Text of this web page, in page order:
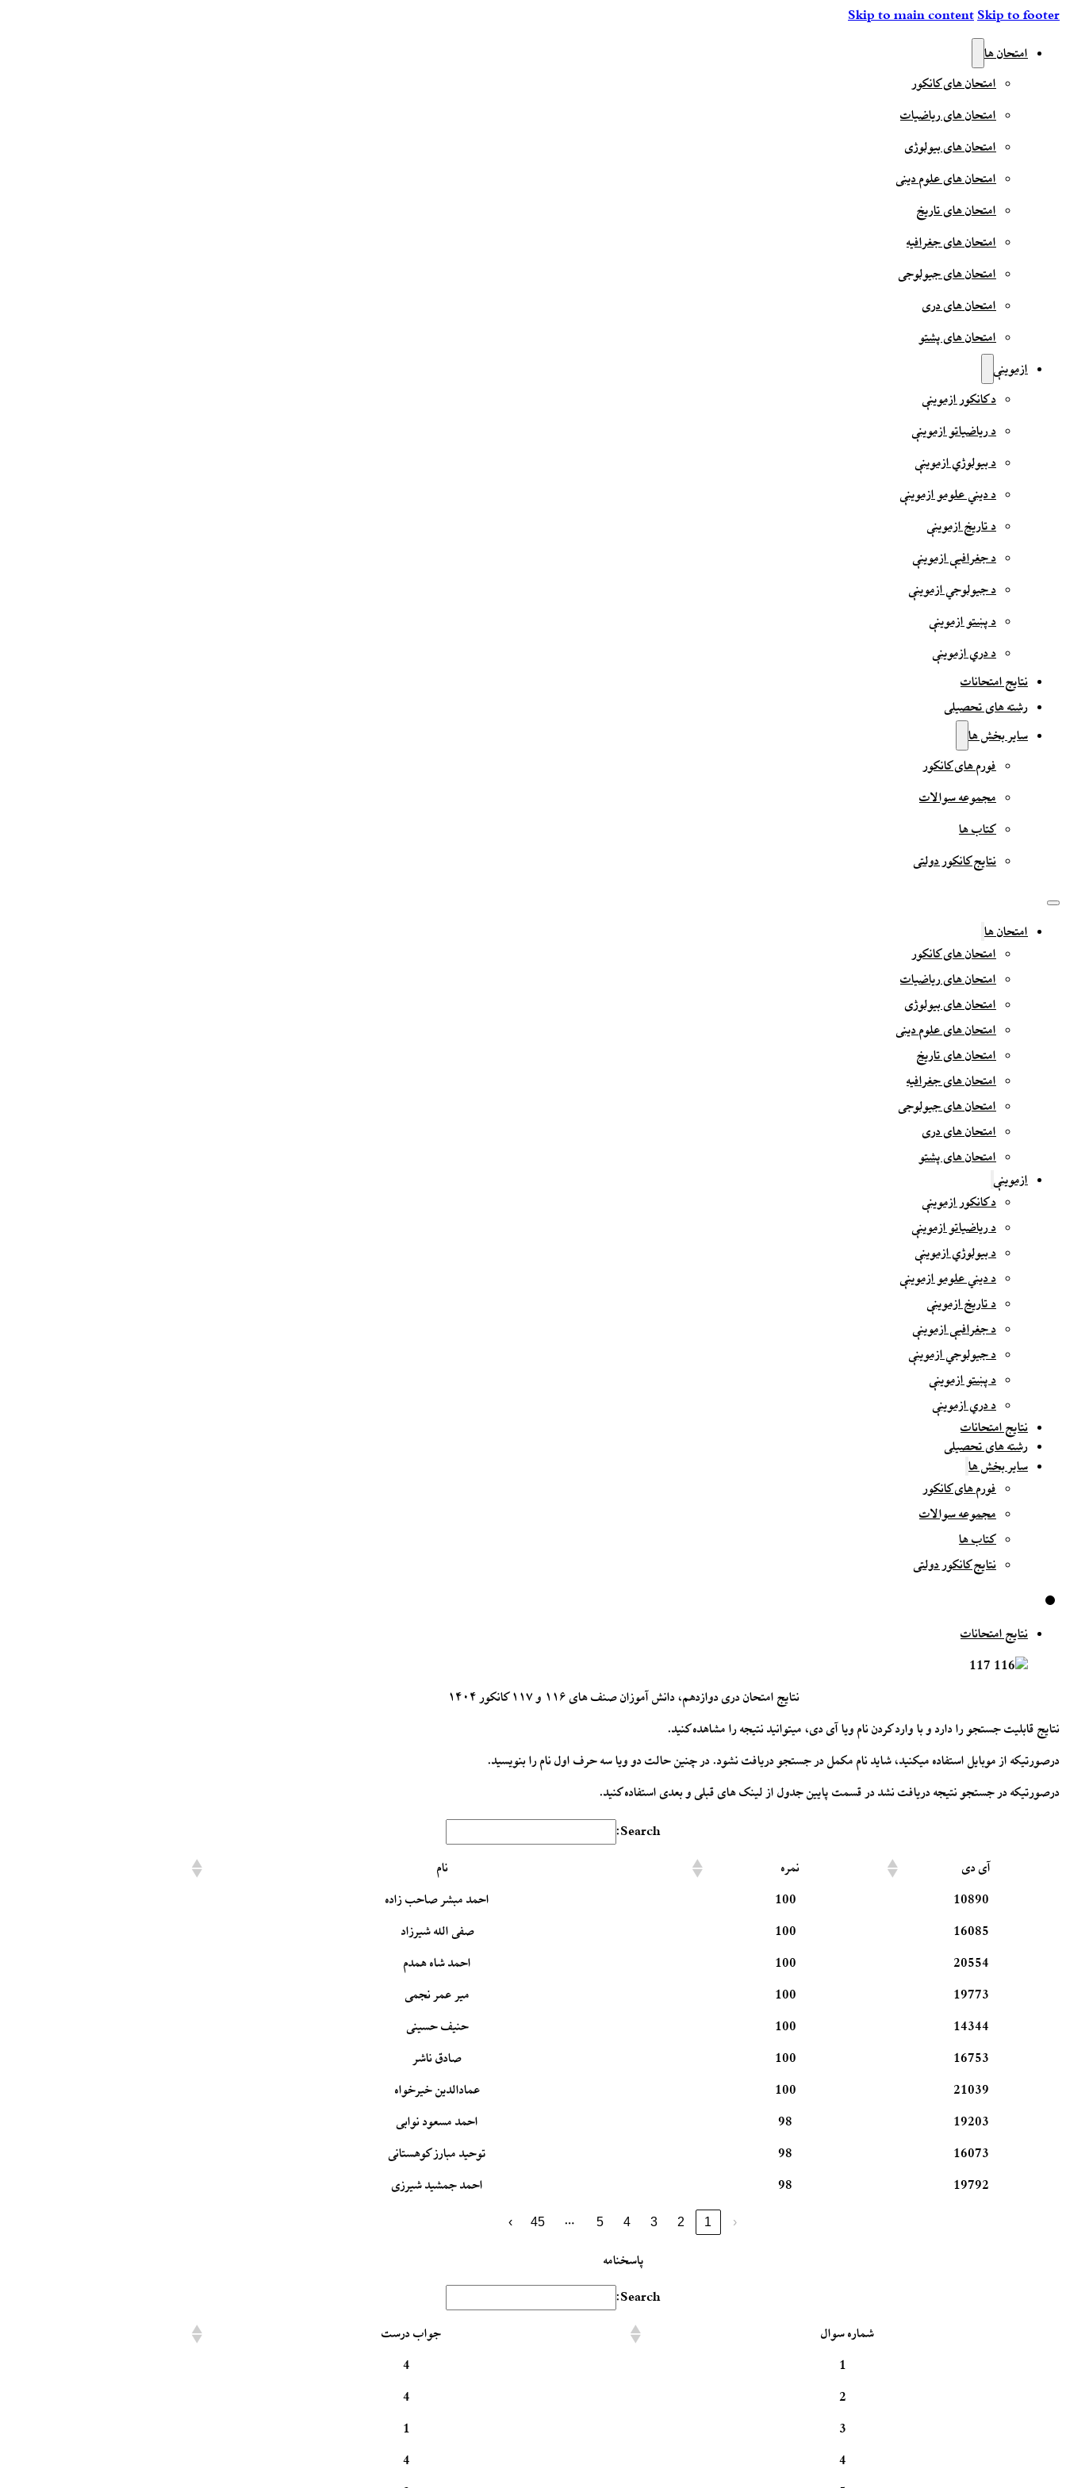
Skip to main contentSkip to footer
امتحان ها
امتحان های کانکور
امتحان های ریاضیات
امتحان های بیولوژی
امتحان های علوم دینی
امتحان های تاریخ
امتحان های جغرافیه
امتحان های جیولوجی
امتحان های دری
امتحان های پشتو
ازموینې
د کانکور ازموینې
د ریاضیاتو ازموینې
د بیولوژي ازموینې
د دیني علومو ازموینې
د تاریخ ازموینې
د جغرافیې ازموینې
د جیولوجي ازموینې
د پښتو ازموینې
د دري ازموینې
نتایج امتحانات
رشته های تحصیلی
سایر بخش ها
فورم های کانکور
مجموعه سوالات
کتاب ها
نتایج کانکور دولتی
امتحان ها
امتحان های کانکور
امتحان های ریاضیات
امتحان های بیولوژی
امتحان های علوم دینی
امتحان های تاریخ
امتحان های جغرافیه
امتحان های جیولوجی
امتحان های دری
امتحان های پشتو
ازموینې
د کانکور ازموینې
د ریاضیاتو ازموینې
د بیولوژي ازموینې
د دیني علومو ازموینې
د تاریخ ازموینې
د جغرافیې ازموینې
د جیولوجي ازموینې
د پښتو ازموینې
د دري ازموینې
نتایج امتحانات
رشته های تحصیلی
سایر بخش ها
فورم های کانکور
مجموعه سوالات
کتاب ها
نتایج کانکور دولتی
نتایج امتحانات
نتایج امتحان دری دوازدهم، دانش آموزان صنف های ۱۱۶ و ۱۱۷ کانکور ۱۴۰۴
نتایج قابلیت جستجو را دارد و با وارد کردن نام ویا آی دی، میتوانید نتیجه را مشاهده کنید.
درصورتیکه از موبایل استفاده میکنید، شاید نام مکمل در جستجو دریافت نشود. در چنین حالت دو ویا سه حرف اول نام را بنویسید.
درصورتیکه در جستجو نتیجه دریافت نشد در قسمت پایین جدول از لینک های قبلی و بعدی استفاده کنید.
Search:
آی دی
نمره
نام
10890
100
احمد مبشر صاحب زاده
16085
100
صفی الله شیرزاد
20554
100
احمد شاه همدم
19773
100
میر عمر نجمی
14344
100
حنیف حسینی
16753
100
صادق ناشر
21039
100
عمادالدین خیرخواه
19203
98
احمد مسعود نوابی
16073
98
توحید مبارز کوهستانی
19792
98 احمد جمشید شیرزی
‹
1
2
3
4
5
…
45
›
پاسخنامه
Search:
شماره سوال
جواب درست
1
4
2
4
3
1
4
4